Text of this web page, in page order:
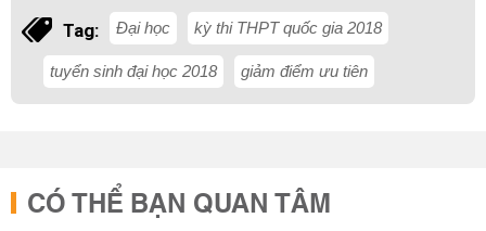
Tag: Đại học kỳ thi THPT quốc gia 2018
tuyển sinh đại học 2018 giảm điểm ưu tiên
CÓ THỂ BẠN QUAN TÂM